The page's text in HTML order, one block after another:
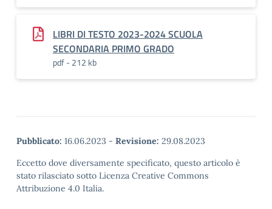
LIBRI DI TESTO 2023-2024 SCUOLA
SECONDARIA PRIMO GRADO
pdf - 212 kb
Pubblicato: 16.06.2023 - Revisione: 29.08.2023
Eccetto dove diversamente specificato, questo articolo è
stato rilasciato sotto Licenza Creative Commons
Attribuzione 4.0 Italia.